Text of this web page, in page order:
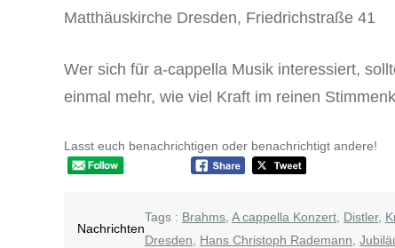
Matthäuskirche Dresden, Friedrichstraße 41
Wer sich für a-cappella Musik interessiert,
einmal mehr, wie viel Kraft im reinen
Lasst euch benachrichtigen oder benachrichtigt andere!
Nachrichten
Tags : Brahms, A cappella Konzert, Distler,
Dresden, Hans Christoph Rademann,